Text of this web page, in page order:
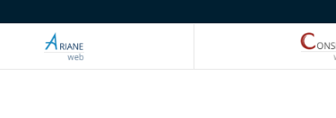
ARIANEWEB